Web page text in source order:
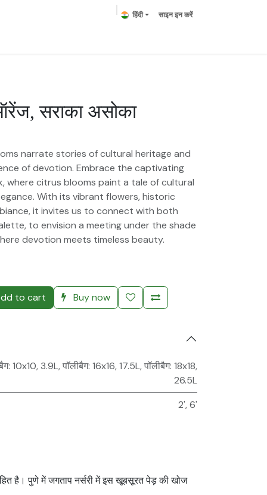
हिंदी साइन इन करें
सराका असोका
narrate stories of cultural heritage and
of devotion. Embrace the captivating
where citrus blooms paint a tale of cultural
With its vibrant flowers, historic
it invites us to connect with both
to envision a meeting under the shade
devotion meets timeless beauty.
to cart Buy now
10x10, 3.9L,पॉलीबैग: 16x16, 17.5L,पॉलीबैग: 18x18,
26.5L
2',6'
है। पुणे में जगताप नर्सरी में इस खूबसूरत पेड़ की खोज